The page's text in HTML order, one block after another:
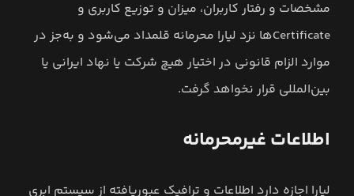
مشخصات و رفتار کاربران، میزان و توزیع کاربری و
‌Certificateها نزد لیارا محرمانه قلمداد می‌شود و به‌جز در
موارد الزام قانونی در اختیار هیچ شرکت یا نهاد ایرانی یا
بین‌المللی قرار نخواهد گرفت.
اطلاعات غيرمحرمانه
لیارا اجازه دارد اطلاعات و ترافیک عبوریافته از سیستم ابری